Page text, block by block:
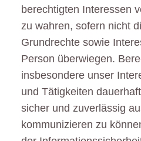
berechtigten Interessen
zu wahren, sofern nicht
Grundrechte sowie
Person überwiegen.
insbesondere unser
und Tätigkeiten
sicher und zuverlässig
kommunizieren zu